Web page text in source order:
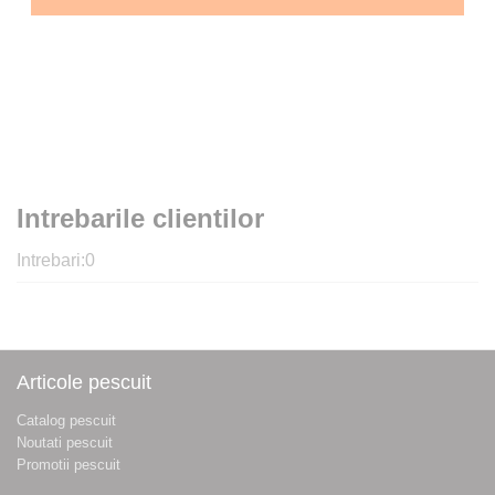
Intrebarile clientilor
Intrebari:0
Articole pescuit
Catalog pescuit
Noutati pescuit
Promotii pescuit